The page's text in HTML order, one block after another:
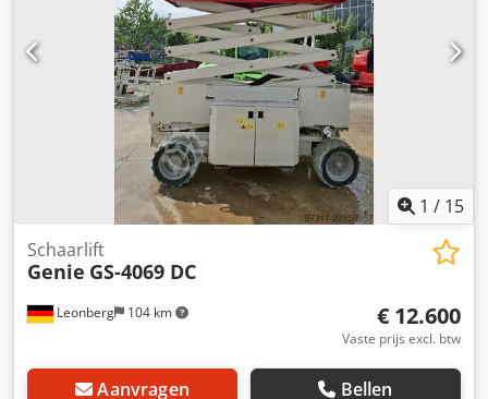
1 / 15
Leonberg 104 km
Schaarlift
Genie GS-4069 DC
€ 12.600
Vaste prijs excl. btw
Aanvragen Bellen